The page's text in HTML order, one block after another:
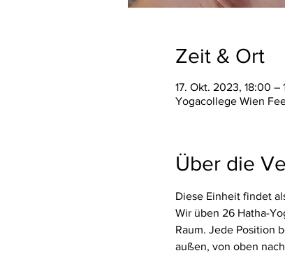
Zeit & Ort
17. Okt. 2023, 18:00 –
Yogacollege Wien
Über die
Diese Einheit findet
Wir üben 26 Hatha-
Raum. Jede Position
außen, von oben